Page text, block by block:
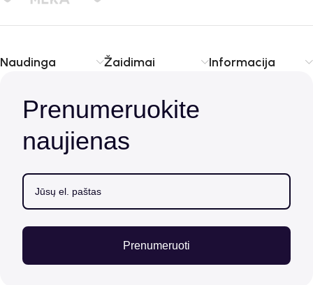
Naudinga Žaidimai Informacija
Prenumeruokite
naujienas
Prenumeruoti